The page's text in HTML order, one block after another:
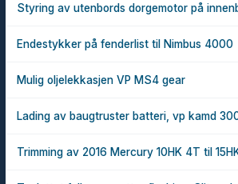
Styring av utenbords dorgemotor på
Endestykker på fenderlist til Nimbus 4000
Mulig oljelekkasjen VP MS4 gear
Lading av baugtruster batteri, vp kamd
Trimming av 2016 Mercury 10HK 4T til